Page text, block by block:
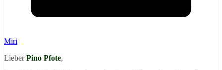
Miri
LieberPino Pfote,